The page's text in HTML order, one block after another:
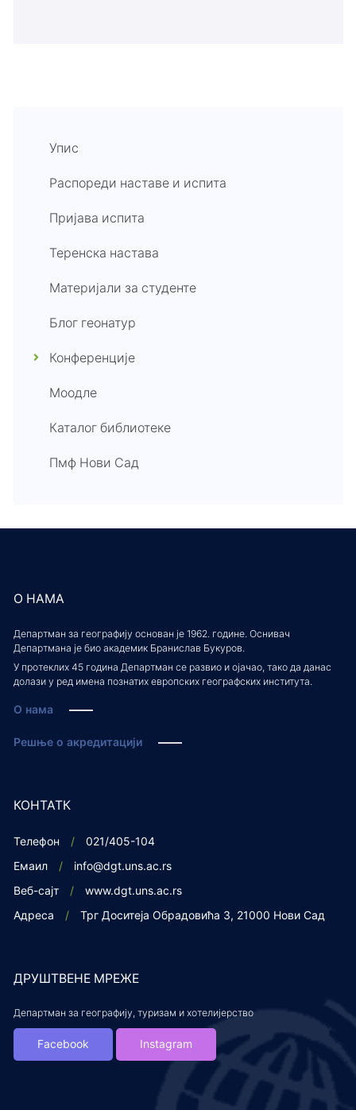
Упис
Распореди наставе и испита
Пријава испита
Теренска настава
Материјали за студенте
Блог геонатур
Конференције
Моодле
Каталог библиотеке
Пмф Нови Сад
О НАМА
Департман за географију основан је 1962. године. Оснивач
Департмана је био академик Бранислав Букуров.
У протеклих 45 година Департман се развио и ојачао, тако да данас
долази у ред имена познатих европских географских института.
О нама
Решње о акредитацији
КОНТАТК
Телефон
021/405-104
Емаил
info@dgt.uns.ac.rs
Веб-сајт
www.dgt.uns.ac.rs
Адреса
Трг Доситеја Обрадовића 3, 21000 Нови Сад
ДРУШТВЕНЕ МРЕЖЕ
Департман за географију, туризам и хотелијерство
Facebook Instagram